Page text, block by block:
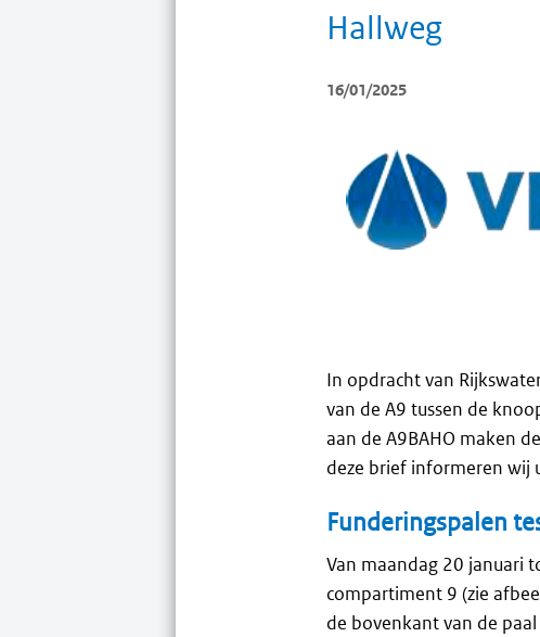
Hallweg
16/01/2025
In opdracht van
van de A9 tussen de
aan de A9BAHO maken
deze brief informeren wij
Funderingspalen
Van maandag 20 januari
compartiment 9 (zie
de bovenkant van de